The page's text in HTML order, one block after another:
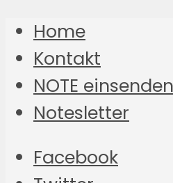
Home
Kontakt
NOTE einsenden
Notesletter
Facebook